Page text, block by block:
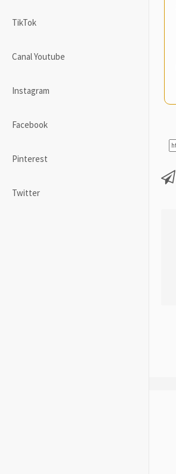
TikTok
Canal Youtube
Instagram
Facebook
Pinterest
Twitter